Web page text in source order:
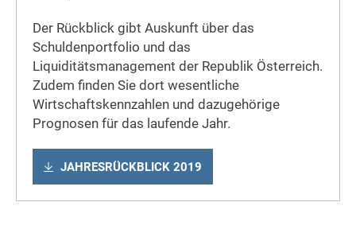
Der Rückblick gibt Auskunft über das
Schuldenportfolio und das
Liquiditätsmanagement der Republik Österreich.
Zudem finden Sie dort wesentliche
Wirtschaftskennzahlen und dazugehörige
Prognosen für das laufende Jahr.
JAHRESRÜCKBLICK 2019